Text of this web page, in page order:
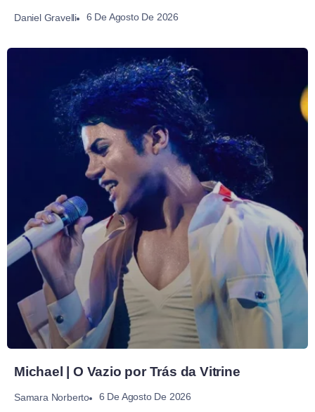
Daniel Gravelli 6 De Agosto De 2026
Michael | O Vazio por Trás da Vitrine
Samara Norberto 6 De Agosto De 2026